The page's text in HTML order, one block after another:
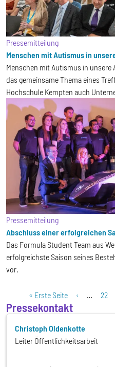
Pressemitteilung
Menschen mit Autismus in
Menschen mit Autismus in unsere
das gemeinsame Thema eines
Hochschule Kempten auch
Pressemitteilung
Abschluss einer erfolgreichen
Das Formula Student Team aus
erfolgreichste Saison seines
vor.
Seitennummerierung
Erste Seite
« Erste Seite Vorherige
‹ … Seite
22
Pressekontakt
Christoph Oldenkotte
Leiter Öffentlichkeitsarbeit